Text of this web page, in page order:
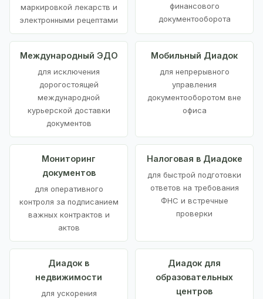
маркировкой лекарств и
электронными рецептами
финансового
документооборота
Международный ЭДО
для исключения
дорогостоящей
международной
курьерской доставки
документов
Мобильный Диадок
для непрерывного
управления
документооборотом вне
офиса
Мониторинг
документов
для оперативного
контроля за подписанием
важных контрактов и
актов
Налоговая в Диадоке
для быстрой подготовки
ответов на требования
ФНС и встречные
проверки
Диадок в
недвижимости
для ускорения
Диадок для
образовательных
центров